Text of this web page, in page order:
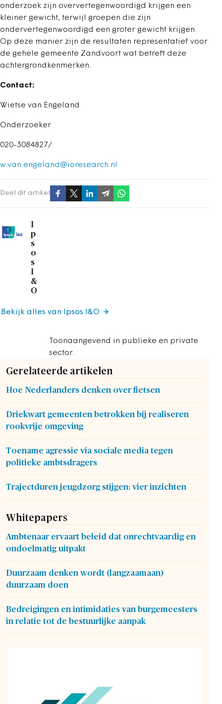
onderzoek zijn oververtegenwoordigd krijgen een
kleiner gewicht, terwijl groepen die zijn
ondervertegenwoordigd een groter gewicht krijgen.
Op deze manier zijn de resultaten representatief voor
de gehele gemeente Zandvoort wat betreft deze
achtergrondkenmerken.
Contact:
Wietse van Engeland
Onderzoeker
020-3084827/
w.van.engeland@ioresearch.nl
Deel dit artikel
I
p
s
o
s
I
&
O
Toonaangevend in publieke en private
sector.
Bekijk alles van Ipsos I&O
Gerelateerde artikelen
Hoe Nederlanders denken over fietsen
Driekwart gemeenten betrokken bij realiseren
rookvrije omgeving
Toename agressie via sociale media tegen
politieke ambtsdragers
Trajectduren jeugdzorg stijgen: vier inzichten
Whitepapers
Ambtenaar ervaart beleid dat onrechtvaardig en
ondoelmatig uitpakt
Duurzaam denken wordt (langzaamaan)
duurzaam doen
Bedreigingen en intimidaties van burgemeesters
in relatie tot de bestuurlijke aanpak